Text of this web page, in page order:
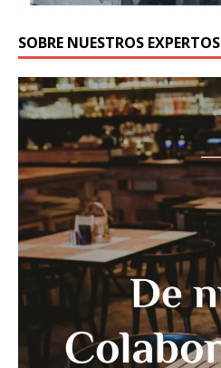
SOBRE NUESTROS EXPERTOS